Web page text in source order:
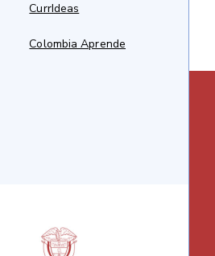
CurrIdeas
Colombia Aprende